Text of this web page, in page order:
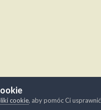
cookie, aby pomóc Ci